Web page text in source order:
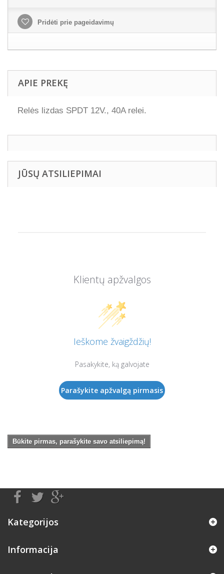
Pridėti prie pageidavimų
APIE PREKĘ
Relės lizdas SPDT 12V., 40A relei.
JŪSŲ ATSILIEPIMAI
Klientų apžvalgos
Ieškome žvaigždžių!
Pasakykite, ką galvojate
Parašykite apžvalgą pirmasis
Būkite pirmas, parašykite savo atsiliepimą!
Kategorijos
Informacija